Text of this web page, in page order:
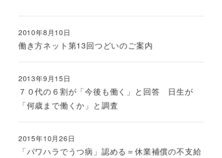
働き方ネット第13回つどいのご案内
投稿日
2010年8月10日
７０代の６割が「今後も働く」と回答 日生が
「何歳まで働くか」と調査
投稿日
2013年9月15日
「パワハラでうつ病」認める＝休業補償の不支給
投稿日
2015年10月26日